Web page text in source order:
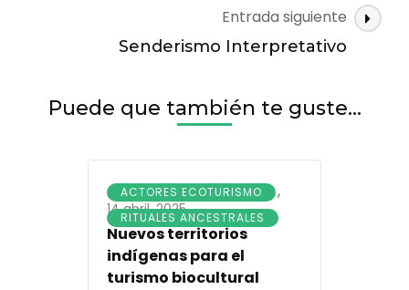
Entrada siguiente
Senderismo Interpretativo
Puede que también te guste...
ACTORES ECOTURISMO ,
RITUALES ANCESTRALES
14 abril, 2025
Nuevos territorios
indígenas para el
turismo biocultural